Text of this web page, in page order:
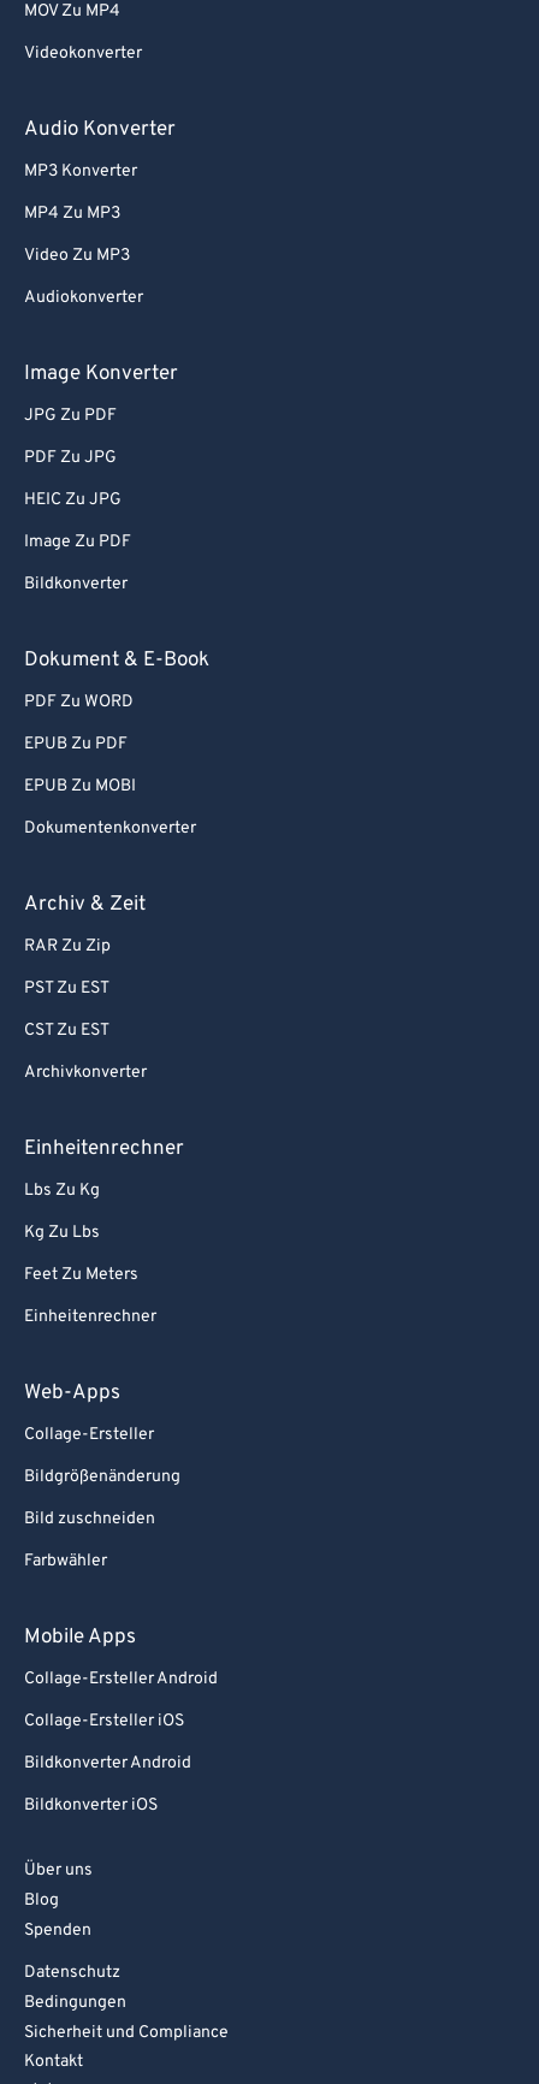
MOV Zu MP4
Videokonverter
Audio Konverter
MP3 Konverter
MP4 Zu MP3
Video Zu MP3
Audiokonverter
Image Konverter
JPG Zu PDF
PDF Zu JPG
HEIC Zu JPG
Image Zu PDF
Bildkonverter
Dokument & E-Book
PDF Zu WORD
EPUB Zu PDF
EPUB Zu MOBI
Dokumentenkonverter
Archiv & Zeit
RAR Zu Zip
PST Zu EST
CST Zu EST
Archivkonverter
Einheitenrechner
Lbs Zu Kg
Kg Zu Lbs
Feet Zu Meters
Einheitenrechner
Web-Apps
Collage-Ersteller
Bildgrößenänderung
Bild zuschneiden
Farbwähler
Mobile Apps
Collage-Ersteller Android
Collage-Ersteller iOS
Bildkonverter Android
Bildkonverter iOS
Über uns
Blog
Spenden
Datenschutz
Bedingungen
Sicherheit und Compliance
Kontakt